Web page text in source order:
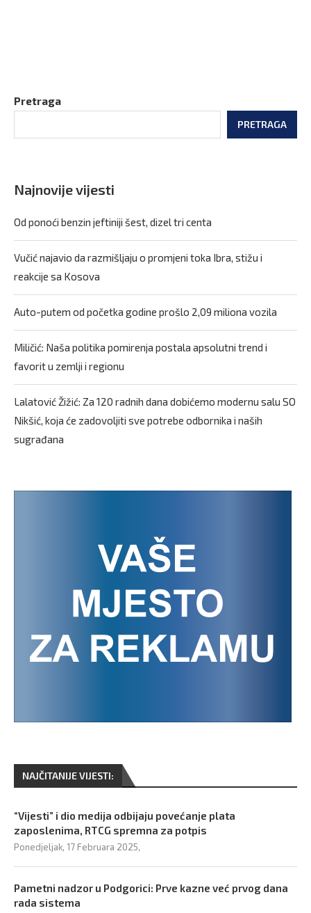
Pretraga
PRETRAGA
Najnovije vijesti
Od ponoći benzin jeftiniji šest, dizel tri centa
Vučić najavio da razmišljaju o promjeni toka Ibra, stižu i
reakcije sa Kosova
Auto-putem od početka godine prošlo 2,09 miliona vozila
Miličić: Naša politika pomirenja postala apsolutni trend i
favorit u zemlji i regionu
Lalatović Žižić: Za 120 radnih dana dobićemo modernu salu SO
Nikšić, koja će zadovoljiti sve potrebe odbornika i naših
sugrađana
NAJČITANIJE VIJESTI:
“Vijesti” i dio medija odbijaju povećanje plata
zaposlenima, RTCG spremna za potpis
Ponedjeljak, 17 Februara 2025,
Pametni nadzor u Podgorici: Prve kazne već prvog dana
rada sistema